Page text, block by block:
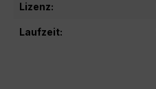
Lizenz:
Laufzeit: